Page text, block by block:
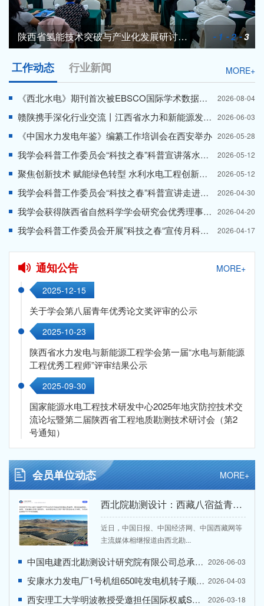
陕西省氢能技术突破与产业化发展研讨会成功举办 1 2 3
工作动态 行业新闻 MORE+
《西北水电》期刊首次被EBSCO国际学术数据库收录 2026-08-04
赣陕携手深化行业交流丨江西省水力和新能源发电工程学会到我学会交流座谈 2026-06-03
《中国水力发电年鉴》编纂工作培训会在西安举办 2026-05-28
我学会科普工作委员会“科技之春”科普宣讲落水小学专场圆满开展 2026-05-12
聚焦创新技术 赋能绿色转型 水利水电工程创新技术发展研讨会在安康成功举办 2026-05-12
我学会科普工作委员会“科技之春”科普宣讲走进西安理工大学附属小学 2026-04-30
我学会获得陕西省自然科学学会研究会优秀理事单位荣誉称号 2026-04-20
我学会科普工作委员会开展”科技之春“宣传月科普宣讲活动 2026-04-17
通知公告
MORE+
2025-12-15
关于学会第八届青年优秀论文奖评审的公示
2025-10-23
陕西省水力发电与新能源工程学会第一届“水电与新能源
工程优秀工程师”评审结果公示
2025-09-30
国家能源水电工程技术研发中心2025年地灾防控技术交
流论坛暨第二届陕西省工程地质勘测技术研讨会（第2
号通知）
会员单位动态 MORE+
西北院勘测设计：西藏八宿益青300兆瓦光伏项目加速推进 建设进度超九成
近日，中国日报、中国经济网、中国西藏网等
主流媒体相继报道由西北勘...
中国电建西北勘测设计研究院有限公司总承包的乌拉特中旗150万千瓦风储基地项目全部机组顺利通过240小时试运行 2026-06-03
安康水力发电厂1号机组650吨发电机转子顺利回装就位 2026-04-03
西安理工大学明波教授受邀担任国际权威SCI期刊副主编 2026-03-18